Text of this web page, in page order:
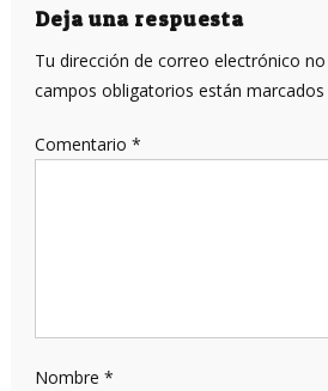
entradas
Deja una respuesta
Tu dirección de correo electrónico no
campos obligatorios están marcados
Comentario *
Nombre *